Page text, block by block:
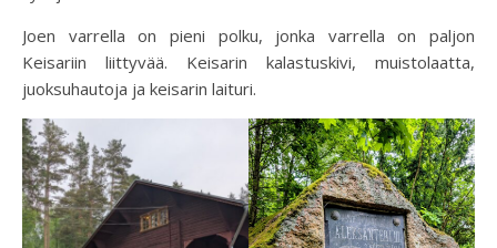
Joen varrella on pieni polku, jonka varrella on paljon
Keisariin liittyvää. Keisarin kalastuskivi, muistolaatta,
juoksuhautoja ja keisarin laituri.